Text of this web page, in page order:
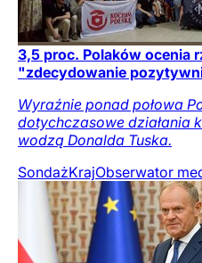
3,5 proc. Polaków ocenia
"zdecydowanie
Wyraźnie ponad połowa
dotychczasowe działania
wodzą Donalda Tuska.
SondażKrajObserwator